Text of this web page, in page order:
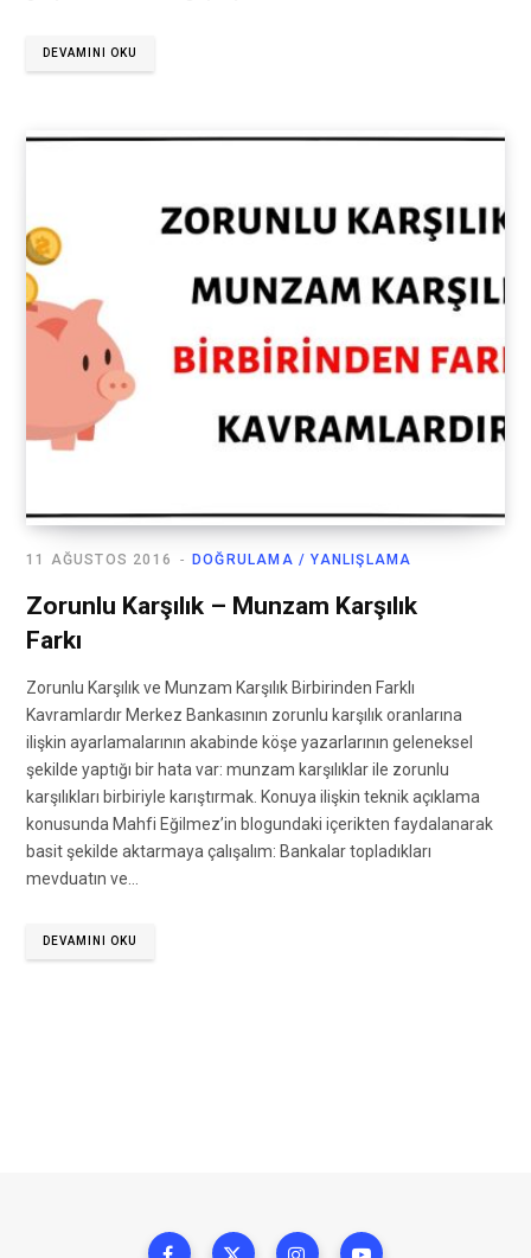
DEVAMINI OKU
DOĞRULAMA / YANLIŞLAMA
11 AĞUSTOS 2016
Zorunlu Karşılık – Munzam Karşılık
Farkı
Zorunlu Karşılık ve Munzam Karşılık Birbirinden Farklı
Kavramlardır Merkez Bankasının zorunlu karşılık oranlarına
ilişkin ayarlamalarının akabinde köşe yazarlarının geleneksel
şekilde yaptığı bir hata var: munzam karşılıklar ile zorunlu
karşılıkları birbiriyle karıştırmak. Konuya ilişkin teknik açıklama
konusunda Mahfi Eğilmez’in blogundaki içerikten faydalanarak
basit şekilde aktarmaya çalışalım: Bankalar topladıkları
mevduatın ve…
DEVAMINI OKU